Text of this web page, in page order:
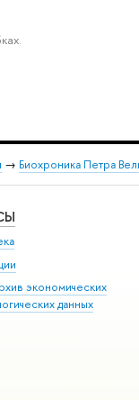
→ Биохроника Петра
экономических
данных